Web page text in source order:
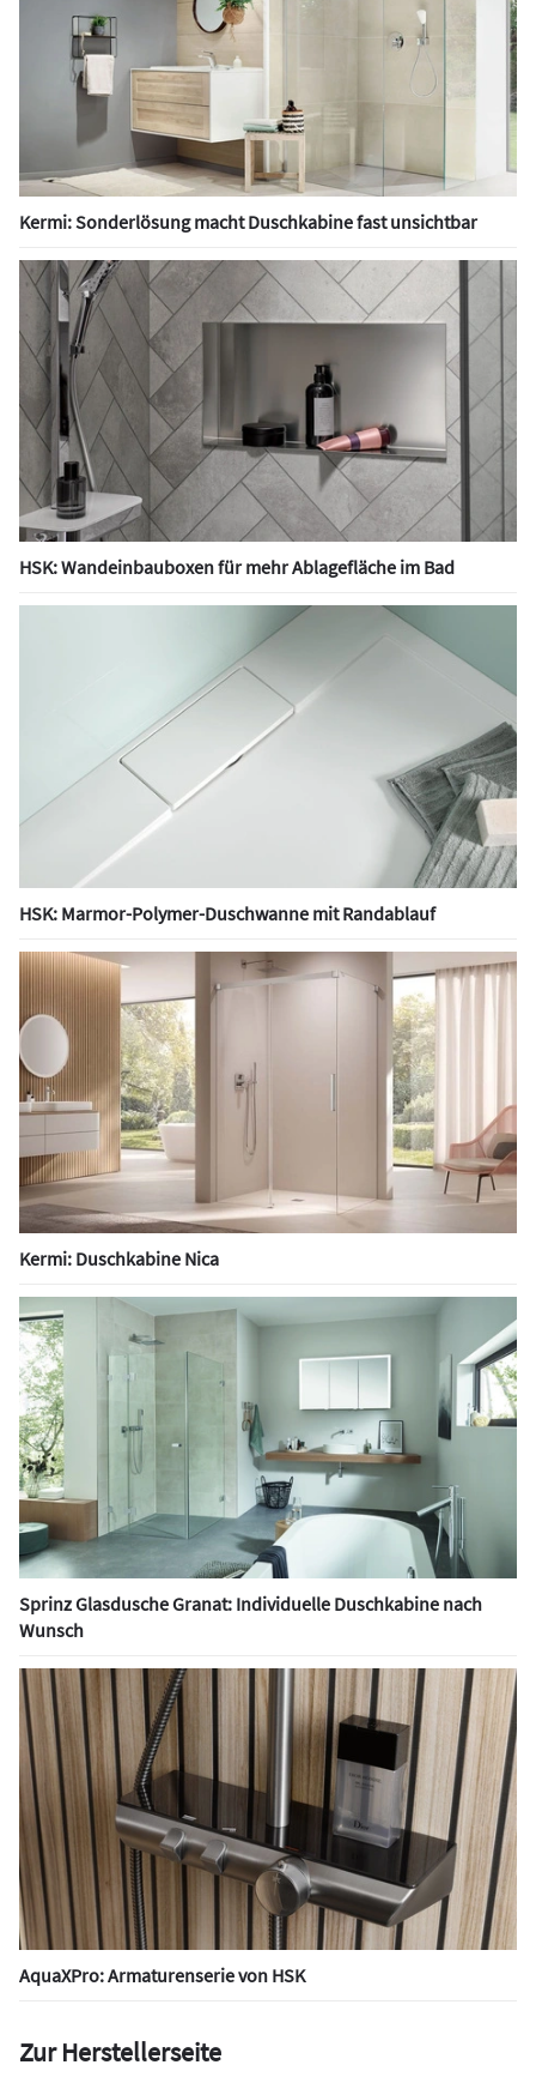
Kermi: Sonderlösung macht Duschkabine fast unsichtbar
HSK: Wandeinbauboxen für mehr Ablagefläche im Bad
HSK: Marmor-Polymer-Duschwanne mit Randablauf
Kermi: Duschkabine Nica
Sprinz Glasdusche Granat: Individuelle Duschkabine nach
Wunsch
AquaXPro: Armaturenserie von HSK
Zur Herstellerseite